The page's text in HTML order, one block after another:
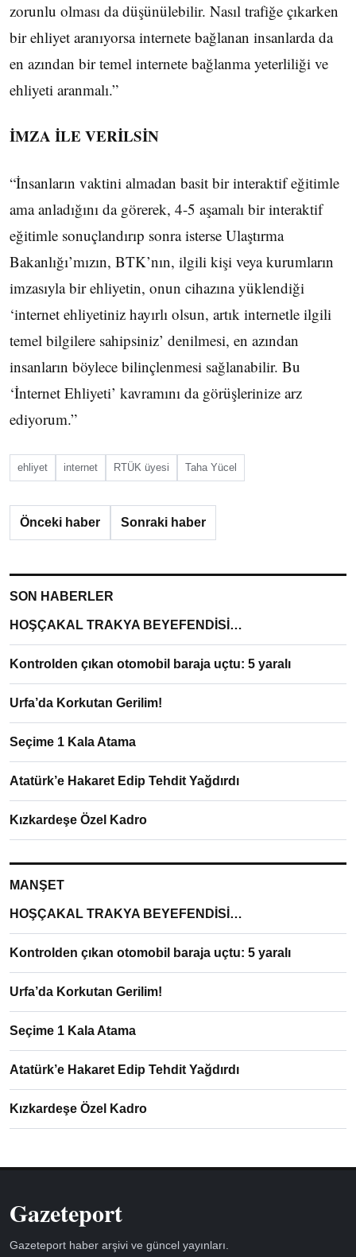
zorunlu olması da düşünülebilir. Nasıl trafiğe çıkarken
bir ehliyet aranıyorsa internete bağlanan insanlarda da
en azından bir temel internete bağlanma yeterliliği ve
ehliyeti aranmalı.”
İMZA İLE VERİLSİN
“İnsanların vaktini almadan basit bir interaktif eğitimle
ama anladığını da görerek, 4-5 aşamalı bir interaktif
eğitimle sonuçlandırıp sonra isterse Ulaştırma
Bakanlığı’mızın, BTK’nın, ilgili kişi veya kurumların
imzasıyla bir ehliyetin, onun cihazına yüklendiği
‘internet ehliyetiniz hayırlı olsun, artık internetle ilgili
temel bilgilere sahipsiniz’ denilmesi, en azından
insanların böylece bilinçlenmesi sağlanabilir. Bu
‘İnternet Ehliyeti’ kavramını da görüşlerinize arz
ediyorum.”
ehliyet internet RTÜK üyesi Taha Yücel
Önceki haber Sonraki haber
SON HABERLER
HOŞÇAKAL TRAKYA BEYEFENDİSİ…
Kontrolden çıkan otomobil baraja uçtu: 5 yaralı
Urfa’da Korkutan Gerilim!
Seçime 1 Kala Atama
Atatürk’e Hakaret Edip Tehdit Yağdırdı
Kızkardeşe Özel Kadro
MANŞET
HOŞÇAKAL TRAKYA BEYEFENDİSİ…
Kontrolden çıkan otomobil baraja uçtu: 5 yaralı
Urfa’da Korkutan Gerilim!
Seçime 1 Kala Atama
Atatürk’e Hakaret Edip Tehdit Yağdırdı
Kızkardeşe Özel Kadro
Gazeteport
Gazeteport haber arşivi ve güncel yayınları.